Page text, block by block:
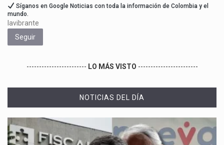
Síganos en Google Noticias con toda la información de Colombia y el
mundo.
lavibrante
Seguir
------------------------ LO MÁS VISTO ------------------------
NOTICIAS DEL DÍA